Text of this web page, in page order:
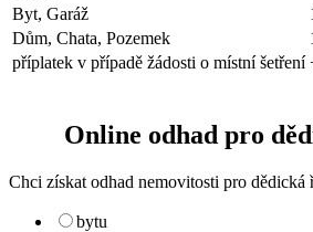
Byt, Garáž
Dům, Chata, Pozemek
příplatek v případě žádosti o místní šetření
Online odhad pro
Chci získat odhad nemovitosti pro dědická
bytu